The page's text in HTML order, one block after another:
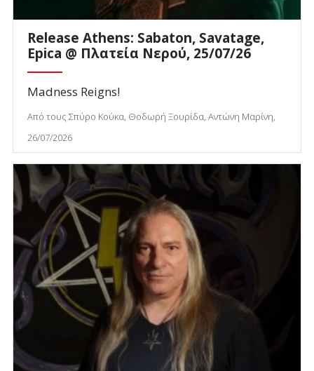
Release Athens: Sabaton, Savatage,
Epica @ Πλατεία Νερού, 25/07/26
Madness Reigns!
Από τους Σπύρο Κούκα, Θοδωρή Ξουρίδα, Αντώνη Μαρίνη,
26/07/2026